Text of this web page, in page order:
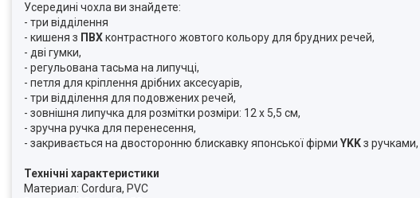
Усередині чохла ви знайдете:
- три відділення
- кишеня з ПВХконтрастного жовтого кольору для брудних речей,
- дві гумки,
- регульована тасьма на липучці,
- петля для кріплення дрібних аксесуарів,
- три відділення для подовжених речей,
- зовнішня липучка для розмітки розміри: 12 х 5,5 см,
- зручна ручка для перенесення,
- закривається на двосторонню блискавку японської фірми YKKз
Технічні характеристики
Материал: Cordura, PVC